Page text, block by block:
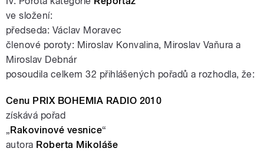
ve složení:
předseda: Václav Moravec
členové poroty: Miroslav Konvalina, Miroslav Vaňura a
Miroslav Debnár
posoudila celkem 32 přihlášených pořadů a rozhodla, že:
Cenu PRIX BOHEMIA RADIO 2010
získává pořad
„Rakovinové vesnice“
autora Roberta Mikoláše